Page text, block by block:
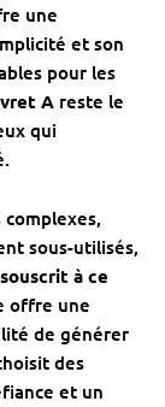
une
et son
pour les
A reste le
qui
sous-utilisés,
à ce
offre une
de générer
des
et un